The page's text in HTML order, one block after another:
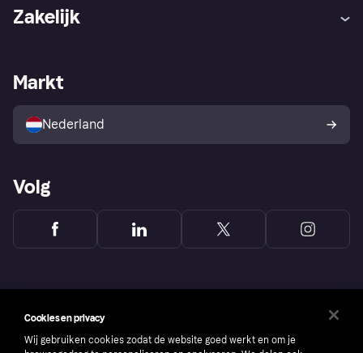
Winkeloverzicht
Kopersbescherming voor
consumenten
Zakelijk
Zakelijke login
Markt
Nederland
Volg
Cookies en privacy
Wij gebruiken cookies zodat de website goed werkt en om je